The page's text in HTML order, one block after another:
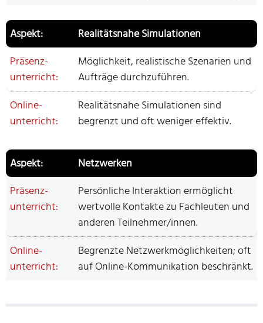
Realitätsnahe Simulationen
Möglichkeit, realistische Szenarien und
Aufträge durchzuführen.
Realitätsnahe Simulationen sind
begrenzt und oft weniger effektiv.
Netzwerken
Persönliche Interaktion ermöglicht
wertvolle Kontakte zu Fachleuten und
anderen Teilnehmer/innen.
Begrenzte Netzwerkmöglichkeiten; oft
auf Online-Kommunikation beschränkt.